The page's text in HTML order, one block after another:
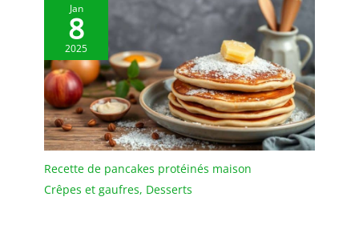
camping ou la
restauration.
Polyvalentes : Ces
assiette blanche
conviennent à la
restauration, à la cuisine
et aux traiteurs ;
parfaites pour servir
apéritifs, gâteaux,
desserts, salades, fruits,
Caractéristiques :
Jan
8
2025
Recette de pancakes protéinés maison
Crêpes et gaufres, Desserts